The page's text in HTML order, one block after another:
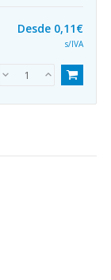
Desde 0,11€
s/IVA